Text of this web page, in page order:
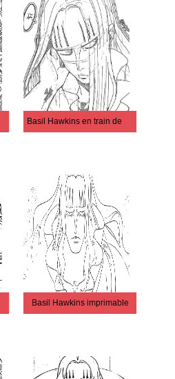
Basil Hawkins en train de réfléchir
Basil Hawkins imprimable